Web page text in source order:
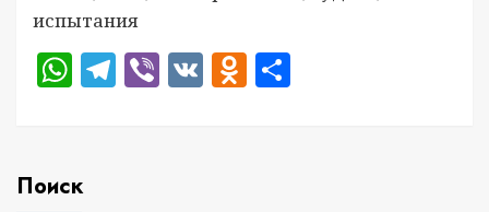
испытания
WhatsApp
Telegram
Viber
VKOdnoklassniki
Поиск